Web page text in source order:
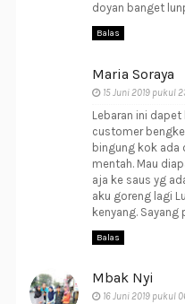
doyan banget
Balas
Maria Soraya
15 Juni 2019 pukul
Lebaran ini
customer
bingung kok ada
mentah. Mau
aja ke saus yg
aku goreng lagi
kenyang.
Balas
Mbak Nyi
16 Juni 2019 pukul